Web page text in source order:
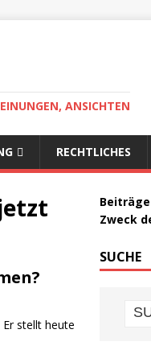
ANSICHTEN
RECHTLICHES
stellt heute
Zweck
SUCHE